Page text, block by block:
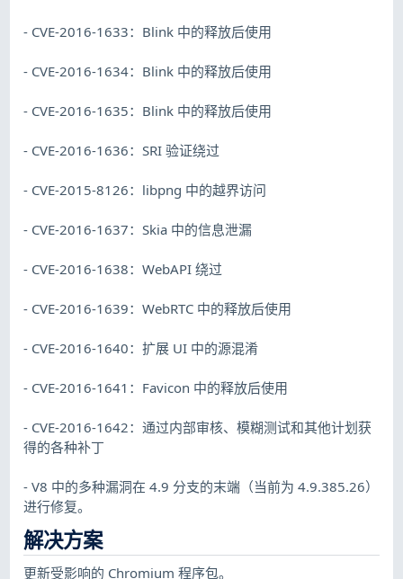
- CVE-2016-1633：Blink 中的释放后使用
- CVE-2016-1634：Blink 中的释放后使用
- CVE-2016-1635：Blink 中的释放后使用
- CVE-2016-1636：SRI 验证绕过
- CVE-2015-8126：libpng 中的越界访问
- CVE-2016-1637：Skia 中的信息泄漏
- CVE-2016-1638：WebAPI 绕过
- CVE-2016-1639：WebRTC 中的释放后使用
- CVE-2016-1640：扩展 UI 中的源混淆
- CVE-2016-1641：Favicon 中的释放后使用
- CVE-2016-1642：通过内部审核、模糊测试和其他计划获
得的各种补丁
- V8 中的多种漏洞在 4.9 分支的末端（当前为 4.9.385.26）
进行修复。
解决方案
更新受影响的 Chromium 程序包。